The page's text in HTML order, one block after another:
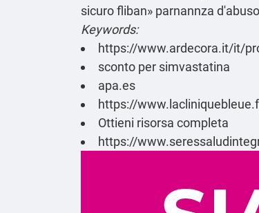
sicuro fliban» parnannza
Keywords:
https://www.ardecora.it/it/
sconto per simvastatina
apa.es
https://
Ottieni risorsa completa
https://